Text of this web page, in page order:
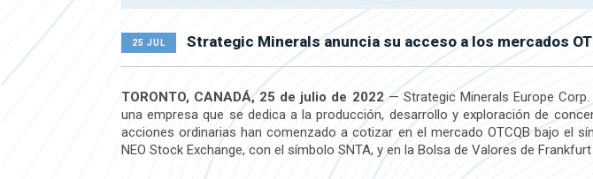
25 JUL Strategic Minerals anuncia su acceso a los mercados
TORONTO, CANADÁ, 25 de julio de 2022— Strategic Minerals Europe Corp.
una empresa que se dedica a la producción, desarrollo y exploración de
acciones ordinarias han comenzado a cotizar en el mercado OTCQB bajo el
NEO Stock Exchange, con el símbolo SNTA, y en la Bolsa de Valores de